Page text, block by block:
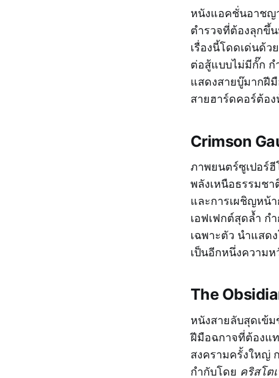
หนังแอคชั่นอาชญ
ตำรวจที่ต้องลุกขึ้
เรื่องนี้โดดเด่นด้
ต่อสู้แบบไม่มีกั๊ก ก
แสดงสายบู๊มากฝี
สายฮาร์ดคอร์ต้อ
Crimson
ภาพยนตร์ซูเปอร์
พลังเหนือธรรมช
และการเผชิญหน้
เอฟเฟกต์สุดล้ำ ก
เฉพาะตัว นำแสด
เป็นอีกหนึ่งความห
The
หนังสายลับสุดเข้
ฝีมือฉกาจที่ต้องแ
สงครามครั้งใหญ่
กำกับโดย คริสโต